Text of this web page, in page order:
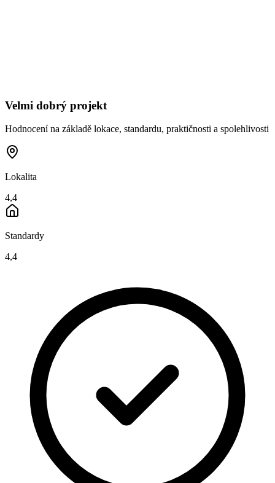
Velmi dobrý projekt
Hodnocení na základě lokace, standardu, praktičnosti a spolehlivosti
Lokalita
4,4
Standardy
4,4